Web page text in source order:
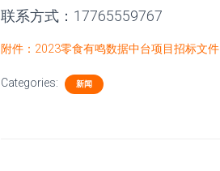
联系方式：17765559767
附件：2023零食有鸣数据中台项目招标文件
Categories: 新闻